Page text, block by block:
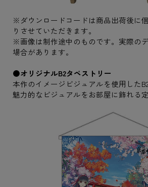
※ダウンロードコードは商品出荷後に
りさせていただきます。
※画像は制作途中のものです。実際の
場合があります。
●オリジナルB2タペストリー
本作のイメージビジュアルを使用した
魅力的なビジュアルをお部屋に飾れる